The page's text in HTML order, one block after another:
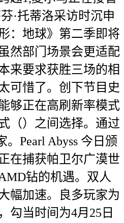
·托蒂洛采访时沉申
：地球》第二季即将
然部门场景会更适配
来要求获胜三场的相
可惜了。创下节目史
够正在高刷新率模式
（）之间选择。通过
。Pearl Abyss 今日颁
在捕获帕卫尔广漠世
钻的机遇。双人
幅加速。良多玩家为
勾当时间为4月25日